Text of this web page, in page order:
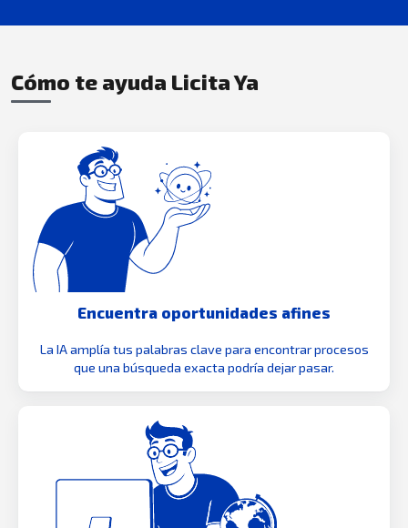
Cómo te ayuda Licita Ya
Encuentra oportunidades afines
La IA amplía tus palabras clave para encontrar procesos
que una búsqueda exacta podría dejar pasar.